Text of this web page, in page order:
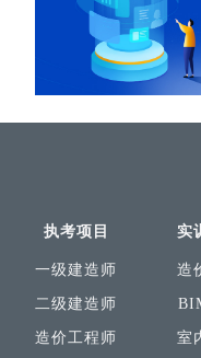
执考项目
一级建造师
二级建造师
造价工程师
实
造
室